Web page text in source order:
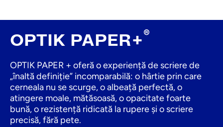
OPTIK PAPER+®
OPTIK PAPER + oferă o experiență de scriere de
„înaltă definiție” incomparabilă: o hârtie prin care
cerneala nu se scurge, o albeață perfectă, o
atingere moale, mătăsoasă, o opacitate foarte
bună, o rezistență ridicată la rupere și o scriere
precisă, fără pete.